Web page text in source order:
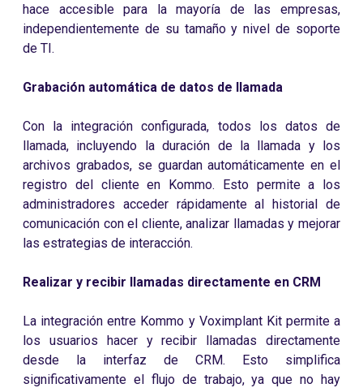
hace accesible para la mayoría de las empresas,
independientemente de su tamaño y nivel de soporte
de TI.
Grabación automática de datos de llamada
Con la integración configurada, todos los datos de
llamada, incluyendo la duración de la llamada y los
archivos grabados, se guardan automáticamente en el
registro del cliente en Kommo. Esto permite a los
administradores acceder rápidamente al historial de
comunicación con el cliente, analizar llamadas y mejorar
las estrategias de interacción.
Realizar y recibir llamadas directamente en CRM
La integración entre Kommo y Voximplant Kit permite a
los usuarios hacer y recibir llamadas directamente
desde la interfaz de CRM. Esto simplifica
significativamente el flujo de trabajo, ya que no hay